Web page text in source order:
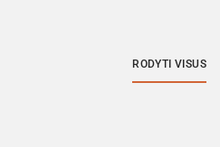
RODYTI VISUS